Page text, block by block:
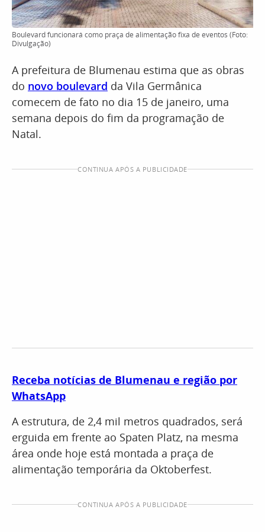
Boulevard funcionará como praça de alimentação fixa de eventos (Foto:
Divulgação)
A prefeitura de Blumenau estima que as obras
do novo boulevard da Vila Germânica
comecem de fato no dia 15 de janeiro, uma
semana depois do fim da programação de
Natal.
CONTINUA APÓS A PUBLICIDADE
Receba notícias de Blumenau e região por
WhatsApp
A estrutura, de 2,4 mil metros quadrados, será
erguida em frente ao Spaten Platz, na mesma
área onde hoje está montada a praça de
alimentação temporária da Oktoberfest.
CONTINUA APÓS A PUBLICIDADE